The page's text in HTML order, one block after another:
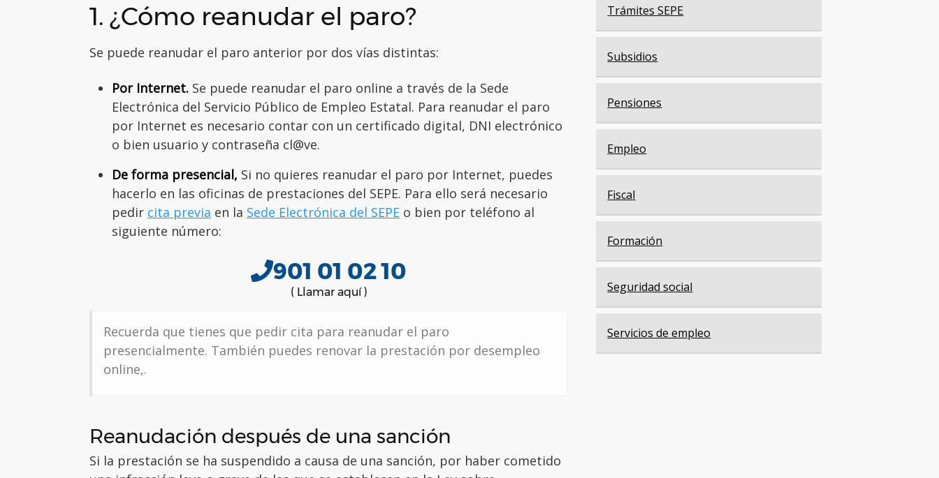
1. ¿Cómo reanudar el paro?
Se puede reanudar el paro anterior por dos vías distintas:
Por Internet. Se puede reanudar el paro online a través de la Sede
Electrónica del Servicio Público de Empleo Estatal. Para reanudar el paro
por Internet es necesario contar con un certificado digital, DNI electrónico
o bien usuario y contraseña cl@ve.
De forma presencial, Si no quieres reanudar el paro por Internet, puedes
hacerlo en las oficinas de prestaciones del SEPE. Para ello será necesario
pedir cita previa en la Sede Electrónica del SEPE o bien por teléfono al
siguiente número:
901 01 02 10
( Llamar aquí )
Recuerda que tienes que pedir cita para reanudar el paro
presencialmente. También puedes renovar la prestación por desempleo
online,.
Reanudación después de una sanción
Si la prestación se ha suspendido a causa de una sanción, por haber cometido
Trámites SEPE
Subsidios
Pensiones
Empleo
Fiscal
Formación
Seguridad social
Servicios de empleo